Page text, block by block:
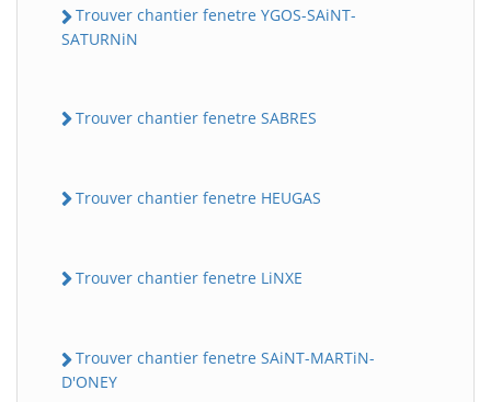
Trouver chantier fenetre YGOS-SAiNT-
SATURNiN
Trouver chantier fenetre SABRES
Trouver chantier fenetre HEUGAS
Trouver chantier fenetre LiNXE
Trouver chantier fenetre SAiNT-MARTiN-
D'ONEY